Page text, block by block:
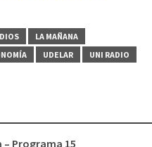
LA MAÑANA
UDELAR UNI RADIO
– Programa 15